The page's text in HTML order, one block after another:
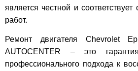
является честной и
работ.
Ремонт двигателя Chevrolet
AUTOCENTER – это
профессионального подхода к